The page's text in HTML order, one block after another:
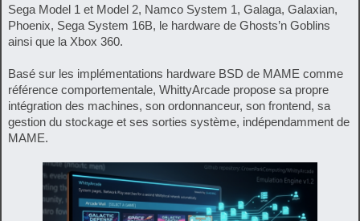
Sega Model 1 et Model 2, Namco System 1, Galaga, Galaxian,
Phoenix, Sega System 16B, le hardware de Ghosts’n Goblins
ainsi que la Xbox 360.
Basé sur les implémentations hardware BSD de MAME comme
référence comportementale, WhittyArcade propose sa propre
intégration des machines, son ordonnanceur, son frontend, sa
gestion du stockage et ses sorties système, indépendamment de
MAME.